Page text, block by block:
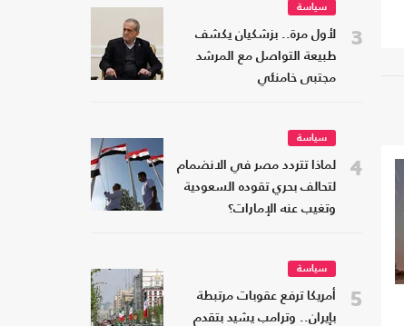
3
سياسة
لأول مرة.. بزشكيان يكشف
طبيعة التواصل مع المرشد
مجتبى خامنئي
4
سياسة
لماذا تتردد مصر في الانضمام
لتحالف بحري تقوده السعودية
وتغيب عنه الإمارات؟
5
سياسة
أمريكا ترفع عقوبات مرتبطة
بإيران.. وترامب يشيد بتقدم